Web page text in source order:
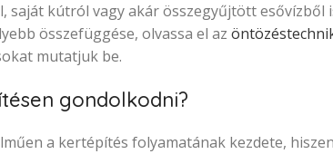
kútról vagy akár összegyűjtött esővízből
összefüggése, olvassa el az
mutatjuk be.
gondolkodni?
a kertépítés folyamatának kezdete,